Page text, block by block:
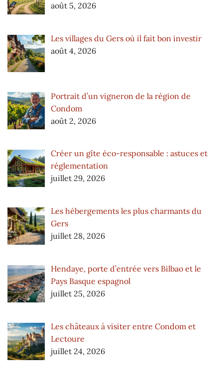
août 5, 2026
Les villages du Gers où il fait bon investir
août 4, 2026
Portrait d’un vigneron de la région de
Condom
août 2, 2026
Créer un gîte éco-responsable : astuces et
réglementation
juillet 29, 2026
Les hébergements les plus charmants du
Gers
juillet 28, 2026
Hendaye, porte d’entrée vers Bilbao et le
Pays Basque espagnol
juillet 25, 2026
Les châteaux à visiter entre Condom et
Lectoure
juillet 24, 2026